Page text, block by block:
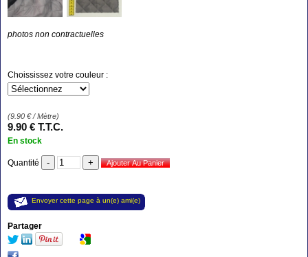
photos non contractuelles
Choississez votre couleur :
(9.90 €/ Mètre)
9.90 € T.T.C.
En stock
Quantité
Envoyer cette page à un(e) ami(e)
Partager